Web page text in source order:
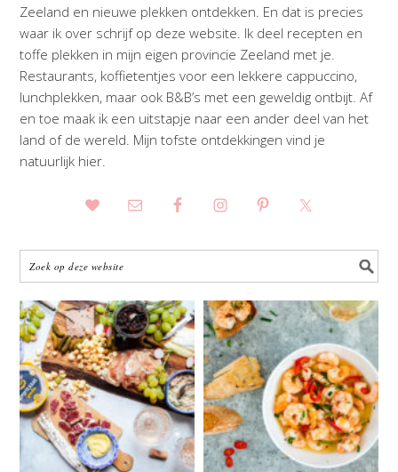
Zeeland en nieuwe plekken ontdekken. En dat is precies
waar ik over schrijf op deze website. Ik deel recepten en
toffe plekken in mijn eigen provincie Zeeland met je.
Restaurants, koffietentjes voor een lekkere cappuccino,
lunchplekken, maar ook B&B’s met een geweldig ontbijt. Af
en toe maak ik een uitstapje naar een ander deel van het
land of de wereld. Mijn tofste ontdekkingen vind je
natuurlijk hier.